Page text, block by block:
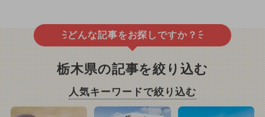
どんな記事をお探しですか？
栃木県の記事を絞り込む
人気キーワードで絞り込む